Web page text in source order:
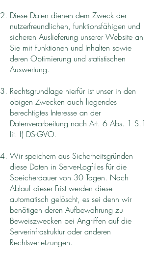
Diese Daten dienen dem Zweck der
nutzerfreundlichen, funktionsfähigen und
sicheren Auslieferung unserer Website an
Sie mit Funktionen und Inhalten sowie
deren Optimierung und statistischen
Auswertung.
Rechtsgrundlage hierfür ist unser in den
obigen Zwecken auch liegendes
berechtigtes Interesse an der
Datenverarbeitung nach Art. 6 Abs. 1 S.1
lit. f) DS-GVO.
Wir speichern aus Sicherheitsgründen
diese Daten in Server-Logfiles für die
Speicherdauer von 30 Tagen. Nach
Ablauf dieser Frist werden diese
automatisch gelöscht, es sei denn wir
benötigen deren Aufbewahrung zu
Beweiszwecken bei Angriffen auf die
Serverinfrastruktur oder anderen
Rechtsverletzungen.